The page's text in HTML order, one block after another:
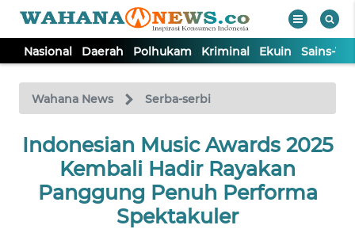
Nasional Daerah Polhukam Kriminal Ekuin Sains-
Wahana News Serba-serbi
Indonesian Music Awards 2025
Kembali Hadir Rayakan
Panggung Penuh Performa
Spektakuler
TV
Tutup
NASIONAL
DAERAH